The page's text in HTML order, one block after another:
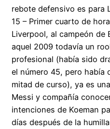
rebote defensivo es para
15 – Primer cuarto de
Liverpool, al campeón de
aquel 2009 todavía un
profesional (había sido
el número 45, pero había
mitad de curso), ya es
Messi y compañía
intenciones de Koeman
días después de la